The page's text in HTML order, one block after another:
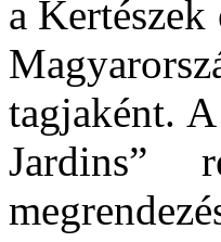
a Kertészek
tagjaként.
Jardins”